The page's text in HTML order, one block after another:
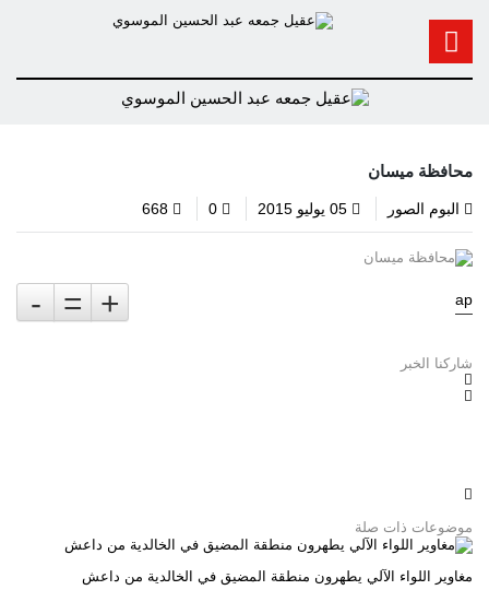
محافظة ميسان
البوم الصور
ap
+
=
-
شاركنا الخبر
موضوعات ذات صلة
مغاوير اللواء الآلي يطهرون منطقة المضيق في الخالدية من داعش